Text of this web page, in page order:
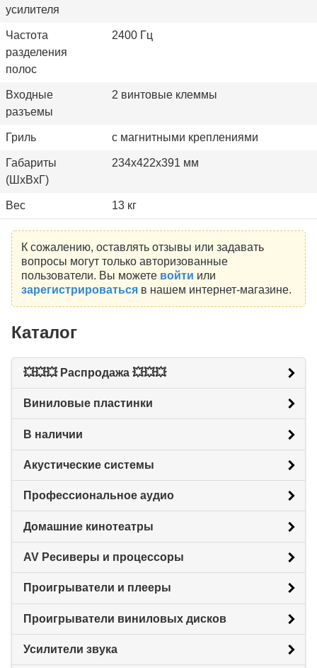
усилителя
Частота
разделения
полос
2400 Гц
Входные
разъемы
2 винтовые клеммы
Гриль с магнитными креплениями
Габариты
(ШхВхГ)
234x422x391 мм
Вес 13 кг
К сожалению, оставлять отзывы или задавать
вопросы могут только авторизованные
пользователи. Вы можете войти или
зарегистрироватьсяв нашем интернет-магазине.
Каталог
💥💥💥 Распродажа 💥💥💥
Виниловые пластинки
В наличии
Акустические системы
Профессиональное аудио
Домашние кинотеатры
AV Ресиверы и процессоры
Проигрыватели и плееры
Проигрыватели виниловых дисков
Усилители звука